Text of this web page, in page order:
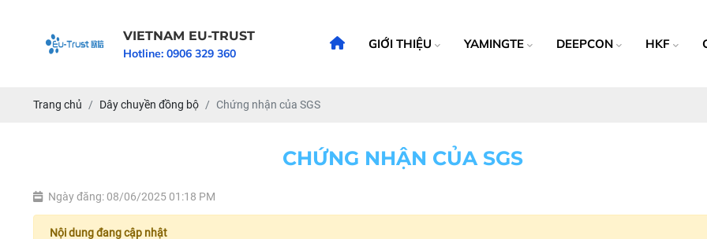
VIETNAM EU-TRUST
Hotline: 0906 329 360
GIỚI THIỆU YAMINGTE DEEPCON HKF
Trang chủ Dây chuyền đồng bộ Chứng nhận của SGS
CHỨNG NHẬN CỦA SGS
Ngày đăng: 08/06/2025 01:18 PM
Nội dung đang cập nhật